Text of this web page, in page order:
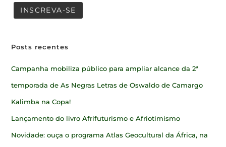
Posts recentes
Campanha mobiliza público para ampliar alcance da 2ª
temporada de As Negras Letras de Oswaldo de Camargo
Kalimba na Copa!
Lançamento do livro Afrifuturismo e Afriotimismo
Novidade: ouça o programa Atlas Geocultural da África, na